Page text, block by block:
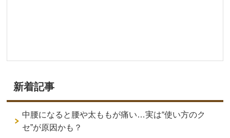
新着記事
中腰になると腰や太ももが痛い…実は“使い方のク
セ”が原因かも？